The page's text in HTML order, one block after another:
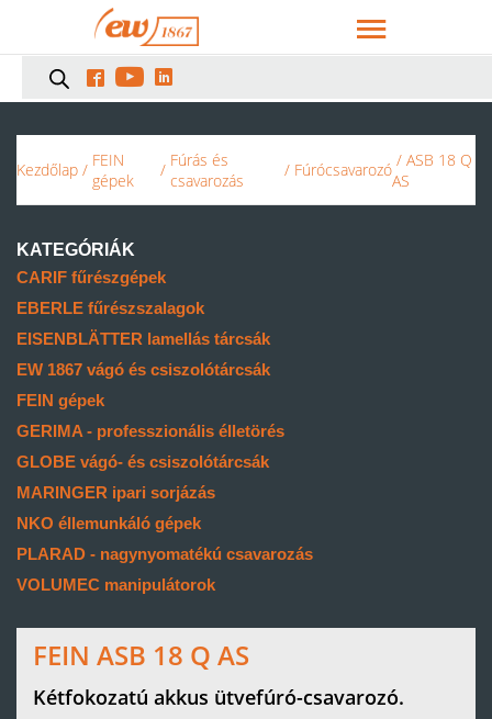
  
Kezdőlap / FEIN
gépek
/ Fúrás és
csavarozás
/ Fúrócsavarozó / ASB 18 Q
AS
KATEGÓRIÁK
CARIF fűrészgépek
EBERLE fűrészszalagok
EISENBLÄTTER lamellás tárcsák
EW 1867 vágó és csiszolótárcsák
FEIN gépek
GERIMA - professzionális élletörés
GLOBE vágó- és csiszolótárcsák
MARINGER ipari sorjázás
NKO éllemunkáló gépek
PLARAD - nagynyomatékú csavarozás
VOLUMEC manipulátorok
FEIN ASB 18 Q AS
Kétfokozatú akkus ütvefúró-csavarozó.